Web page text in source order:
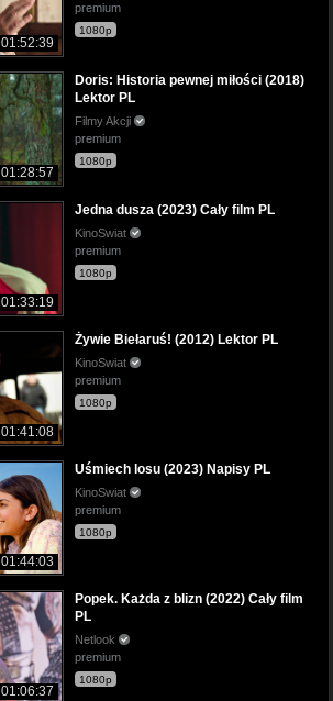
01:52:39
premium
1080p
01:28:57
Doris: Historia pewnej miłości (2018)
Lektor PL
Filmy Akcji
premium
1080p
01:33:19
Jedna dusza (2023) Cały film PL
KinoSwiat
premium
1080p
01:41:08
Żywie Biełaruś! (2012) Lektor PL
KinoSwiat
premium
1080p
01:44:03
Uśmiech losu (2023) Napisy PL
KinoSwiat
premium
1080p
01:06:37
Popek. Każda z blizn (2022) Cały film
PL
Netlook
premium
1080p